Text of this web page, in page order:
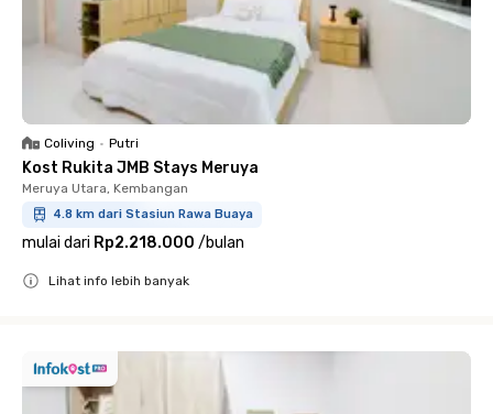
Coliving • Putri
Kost Rukita JMB Stays Meruya
Meruya Utara, Kembangan
4.8 km dari Stasiun Rawa Buaya
mulai dari Rp2.218.000 /bulan
Lihat info lebih banyak